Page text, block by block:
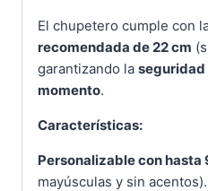
El chupetero cumple con
recomendada de 22 cm
garantizando la seguridad
momento.
Características:
Personalizable con hasta
mayúsculas y sin acentos).